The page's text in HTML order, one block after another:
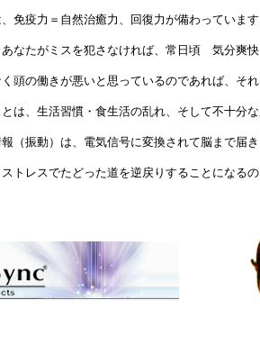
免疫力＝自然治癒力、回復力が備わっています
なたがミスを犯さなければ、常日頃 気分爽
頭の働きが悪いと思っているのであれば、そ
は、生活習慣・食生活の乱れ、そして不十分な
（振動）は、電気信号に変換されて脳まで届
トレスでたどった道を逆戻りすることになる